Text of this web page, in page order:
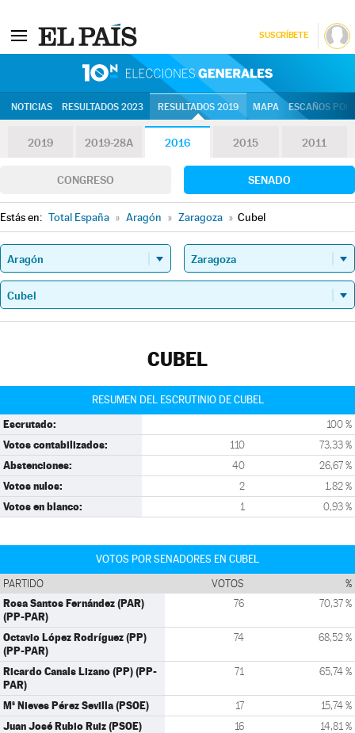
SUSCRÍBETE
NOTICIAS RESULTADOS 2023 RESULTADOS 2019 MAPA ESCAÑOS
2019 2019-28A 2016 2015 2011
CONGRESO SENADO
Estás en: Total España » Aragón » Zaragoza » Cubel
CUBEL
RESUMEN DEL ESCRUTINIO DE CUBEL
Escrutado: 100 %
Votos contabilizados: 110 73,33 %
Abstenciones: 40 26,67 %
Votos nulos: 2 1,82 %
Votos en blanco: 1 0,93 %
VOTOS POR SENADORES EN CUBEL
PARTIDO VOTOS %
Rosa Santos Fernández (PAR)
(PP-PAR)
76 70,37 %
Octavio López Rodríguez (PP)
(PP-PAR)
74 68,52 %
Ricardo Canals Lizano (PP) (PP-
PAR)
71 65,74 %
Mª Nieves Pérez Sevilla (PSOE) 17 15,74 %
Juan José Rubio Ruiz (PSOE) 16 14,81 %